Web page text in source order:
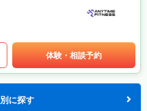
体験・相談予約
に探す